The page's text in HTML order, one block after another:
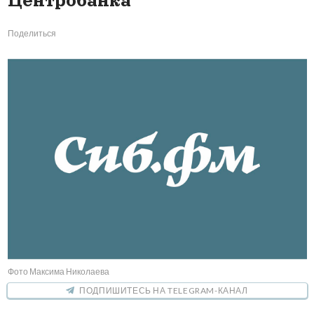
Поделиться
Фото Максима Николаева
ПОДПИШИТЕСЬ НА TELEGRAM-КАНАЛ